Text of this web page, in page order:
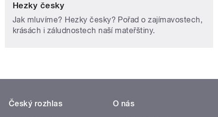
Hezky česky
Jak mluvíme? Hezky česky? Pořad o zajímavostech,
krásách i záludnostech naší mateřštiny.
Český rozhlas
O nás